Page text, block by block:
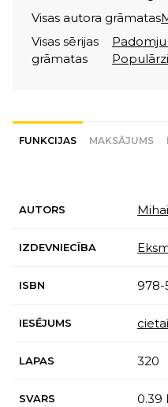
Visas autora grāmatas
Visas sērijas
grāmatas
FUNKCIJAS MAKSĀJUMS
AUTORS
IZDEVNIECĪBA
ISBN 978-
IESĒJUMS
LAPAS 320
SVARS 0.39